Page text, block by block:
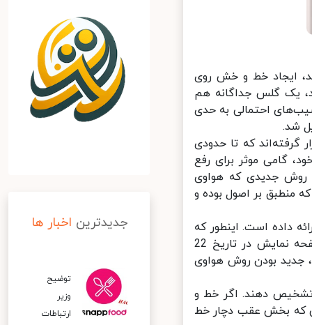
ایجاد خط و خش روی
یک گلس جداگانه هم
احتمالی به حدی
شد.
که تا حدودی
گامی موثر برای رفع
روش جدیدی که هواوی
بر اصول بوده و
داده است. اینطور که
پیداست، حق ثبت روش و تجهیزات از بین بردن خط و خش‌های روی صفحه نمایش در تاریخ 22
جدید بودن روش هواوی
دهند. اگر خط و
که بخش عقب دچار خط
جدیدترین اخبار ها
توضیح
وزیر
ارتباطات